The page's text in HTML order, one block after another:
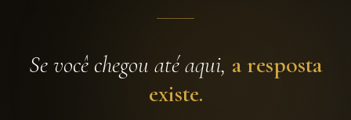
Se você chegou até aqui, a resposta
existe.